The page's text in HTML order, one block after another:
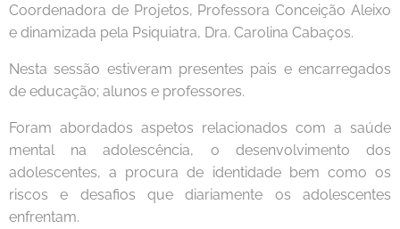
Coordenadora de Projetos, Professora Conceição Aleixo
e dinamizada pela Psiquiatra, Dra. Carolina Cabaços.
Nesta sessão estiveram presentes pais e encarregados
de educação; alunos e professores.
Foram abordados aspetos relacionados com a saúde
mental na adolescência, o desenvolvimento dos
adolescentes, a procura de identidade bem como os
riscos e desafios que diariamente os adolescentes
enfrentam.